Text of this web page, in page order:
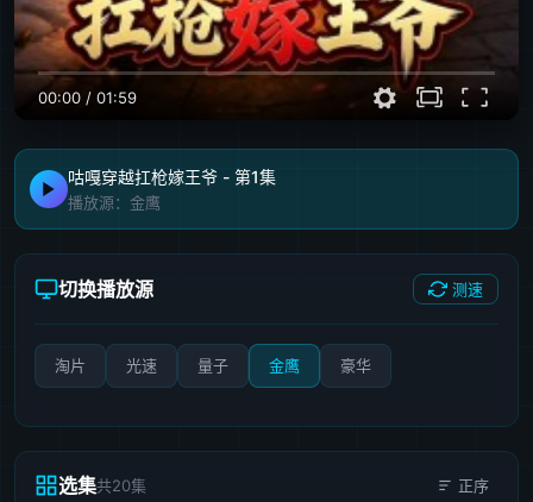
00:00 / 01:59
咕嘎穿越扛枪嫁王爷 - 第1集
播放源：金鹰
切换播放源 测速
淘片 光速 量子 金鹰 豪华
选集共20集 正序